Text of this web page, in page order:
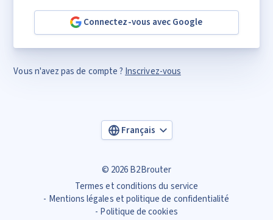
Connectez-vous avec Google
Vous n'avez pas de compte ? Inscrivez-vous
Français
© 2026 B2Brouter
Termes et conditions du service
Mentions légales et politique de confidentialité
Politique de cookies